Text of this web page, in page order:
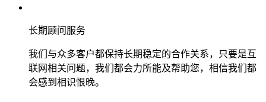
长期顾问服务
我们与众多客户都保持长期稳定的合作关系，只要是互
联网相关问题，我们都会力所能及帮助您，相信我们都
会感到相识恨晚。